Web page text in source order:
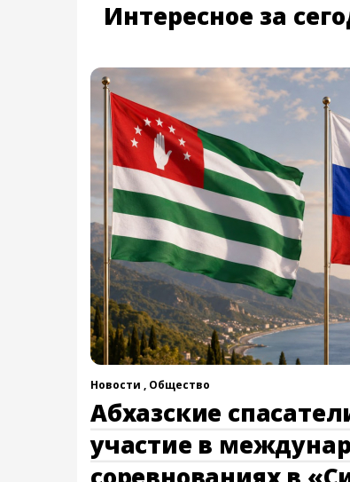
Интересное за
Новости , Общество
Абхазские
участие в